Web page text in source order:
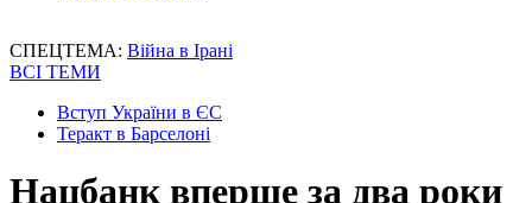
СПЕЦТЕМА: Війна в Ірані
ВСІ ТЕМИ
Вступ України в ЄС
Теракт в Барселоні
Нацбанк вперше за два роки